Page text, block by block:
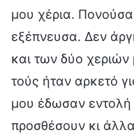
μου χέρια.
εξέπνευσα. Δεν
και των δύο
τούς ήταν αρκετό
μου έδωσαν εντολή
προσθέσουν κι